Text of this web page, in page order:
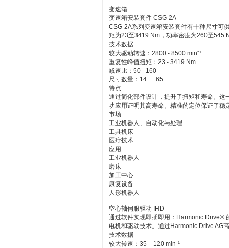
---------------------------
变速箱
变速箱安装套件 CSG-2A
CSG-2A系列变速箱安装套件有十种尺寸可
矩为23至3419 Nm，功率密度为260至545
技术数据
较大驱动转速：2800 - 8500 min⁻¹
重复性峰值扭矩：23 - 3419 Nm
减速比：50 - 160
尺寸数量：14 … 65
特点
通过简化部件设计，提升了扭矩和寿命。
功应用证明其高寿命。精准的定位保证了稳
市场
工业机器人、自动化与处理
工具机床
医疗技术
应用
工业机器人
磨床
加工中心
康复设备
人形机器人
-----------------------------------
空心轴伺服驱动 IHD
通过软件实现即插即用：Harmonic Drive®
电机和驱动技术。通过Harmonic Drive AG
技术数据
较大转速：35 – 120 min⁻¹